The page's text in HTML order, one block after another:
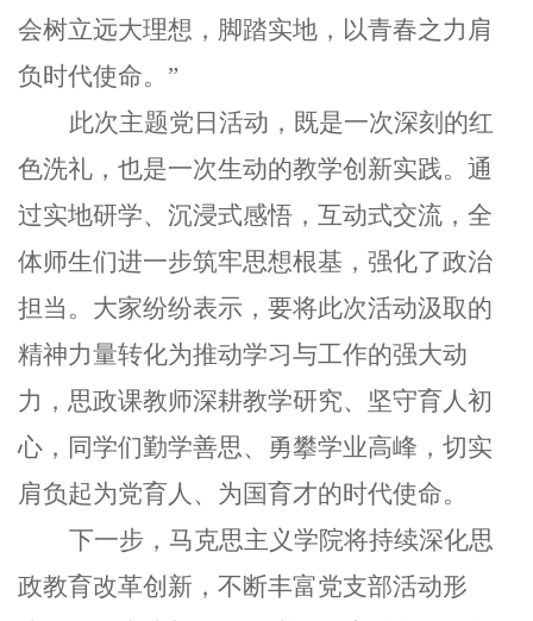
会树立远大理想，脚踏实地，以青春之力肩
负时代使命。”
此次主题党日活动，既是一次深刻的红
色洗礼，也是一次生动的教学创新实践。通
过实地研学、沉浸式感悟，互动式交流，全
体师生们进一步筑牢思想根基，强化了政治
担当。大家纷纷表示，要将此次活动汲取的
精神力量转化为推动学习与工作的强大动
力，思政课教师深耕教学研究、坚守育人初
心，同学们勤学善思、勇攀学业高峰，切实
肩负起为党育人、为国育才的时代使命。
下一步，马克思主义学院将持续深化思
政教育改革创新， 不断丰富党支部活动形